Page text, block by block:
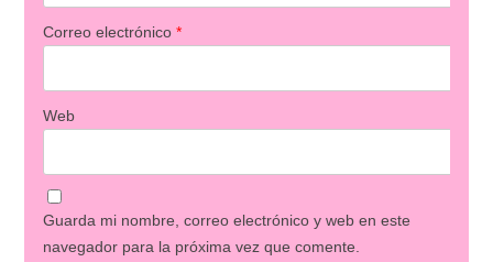
Correo electrónico *
Web
Guarda mi nombre, correo electrónico y web en este
navegador para la próxima vez que comente.